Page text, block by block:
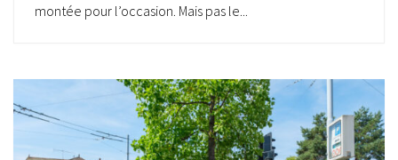
montée pour l’occasion. Mais pas le...